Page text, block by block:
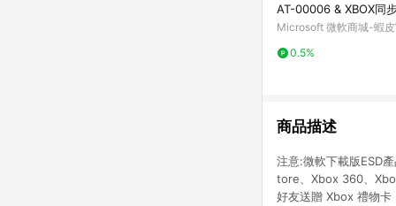
AT-00006 & XBOX同步充電套件
SXW-00003
Microsoft 微軟商城-蝦
0.5%
商品描述
注意:微軟下載版ESD
tore、Xbox 360、
好友送贈 Xbox 禮物